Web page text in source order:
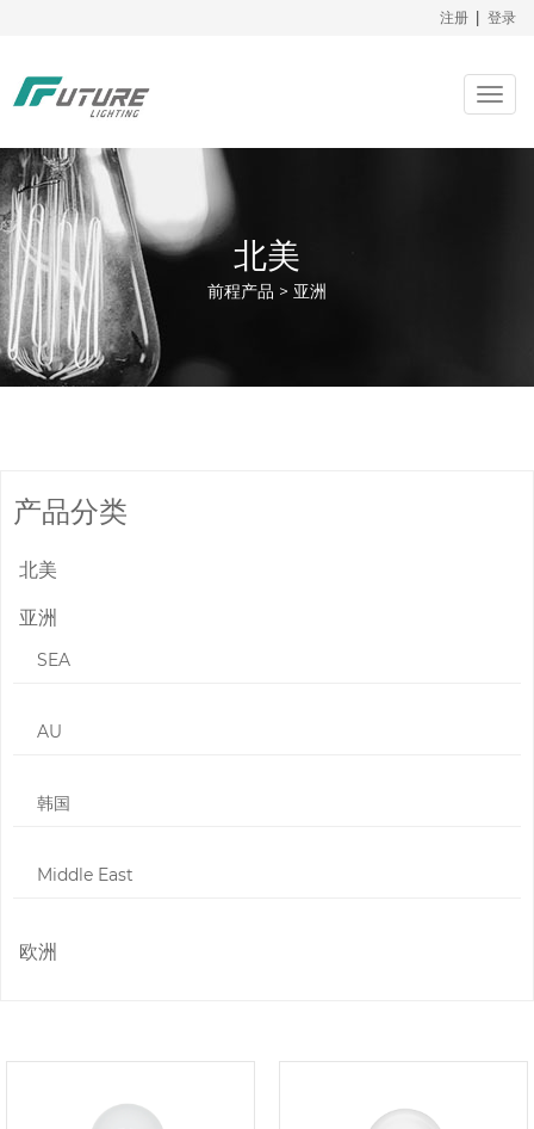
注册 登录
北美
前程产品 > 亚洲
产品分类
北美
亚洲
SEA
AU
韩国
Middle East
欧洲